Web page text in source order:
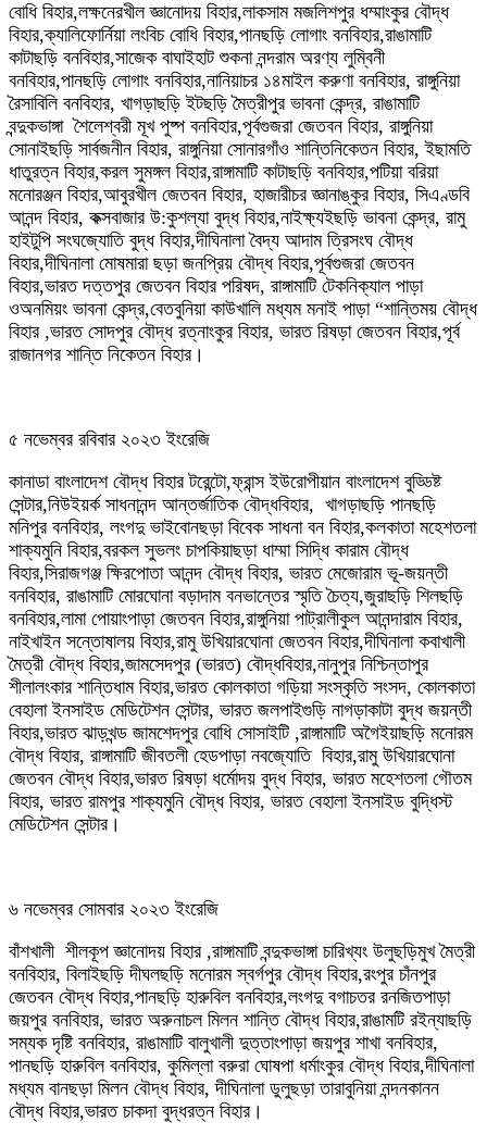
বোধি বিহার,লক্ষনেরখীল জ্ঞানোদয় বিহার,লাকসাম মজলিশপুর ধম্মাংকুর বৌদ্ধ
বিহার,ক্যালিফোর্নিয়া লংবিচ বোধি বিহার,পানছড়ি লোগাং বনবিহার,রাঙামাটি
কাটাছড়ি বনবিহার,সাজেক বাঘাইহাট শুকনা নন্দরাম অরণ্য লুম্বিনী
বনবিহার,পানছড়ি লোগাং বনবিহার,নানিয়াচর ১৪মাইল করুণা বনবিহার, রাঙ্গুনিয়া
রৈসাবিলি বনবিহার, খাগড়াছড়ি ইটছড়ি মৈত্রীপুর ভাবনা কেন্দ্র, রাঙামাটি
বন্দুকভাঙ্গা শৈলেশ্বরী মূখ পুষ্প বনবিহার,পূর্বগুজরা জেতবন বিহার, রাঙ্গুনিয়া
সোনাইছড়ি সার্বজনীন বিহার, রাঙ্গুনিয়া সোনারগাঁও শান্তিনিকেতন বিহার, ইছামতি
ধাতুরত্ন বিহার,করল সুমঙ্গল বিহার,রাঙ্গামাটি কাটাছড়ি বনবিহার,পটিয়া বরিয়া
মনোরঞ্জন বিহার,আবুরখীল জেতবন বিহার, হাজারীচর জ্ঞানাঙ্কুর বিহার, সিএণ্ডবি
আনন্দ বিহার, কক্সবাজার উ:কুশল্যা বুদ্ধ বিহার,নাইক্ষ্যইছড়ি ভাবনা কেন্দ্র, রামু
হাইটুপি সংঘজ্যোতি বুদ্ধ বিহার,দীঘিনালা বৈদ্য আদাম ত্রিসংঘ বৌদ্ধ
বিহার,দীঘিনালা মোষমারা ছড়া জনপ্রিয় বৌদ্ধ বিহার,পূর্বগুজরা জেতবন
বিহার,ভারত দত্তপুর জেতবন বিহার পরিষদ, রাঙ্গামাটি টেকনিক্যাল পাড়া
ওঅনমিয়ং ভাবনা কেন্দ্র,বেতবুনিয়া কাউখালি মধ্যম মনাই পাড়া “শান্তিময় বৌদ্ধ
বিহার ,ভারত সোদপুর বৌদ্ধ রত্নাংকুর বিহার, ভারত রিষড়া জেতবন বিহার,পূর্ব
রাজানগর শান্তি নিকেতন বিহার।
৫ নভেম্বর রবিবার ২০২৩ ইংরেজি
কানাডা বাংলাদেশ বৌদ্ধ বিহার টরেন্টো,ফ্রান্স ইউরোপীয়ান বাংলাদেশ বুড্ডিষ্ট
সেন্টার,নিউইয়র্ক সাধনানন্দ আন্তর্জাতিক বৌদ্ধবিহার, খাগড়াছড়ি পানছড়ি
মনিপুর বনবিহার, লংগদু ভাইবোনছড়া বিবেক সাধনা বন বিহার,কলকাতা মহেশতলা
শাক্যমুনি বিহার,বরকল সুভলং চাপকিয়াছড়া ধাম্মা সিদ্ধি কারাম বৌদ্ধ
বিহার,সিরাজগঞ্জ ক্ষিরপোতা আনন্দ বৌদ্ধ বিহার, ভারত মেজোরাম ভূ-জয়ন্তী
বনবিহার, রাঙামাটি মোরঘোনা বড়াদাম বনভান্তের স্মৃতি চৈত্য,জুরাছড়ি শিলছড়ি
বনবিহার,লামা পোয়াংপাড়া জেতবন বিহার,রাঙ্গুনিয়া পাট্রালীকুল আনন্দারাম বিহার,
নাইখাইন সন্তোষালয় বিহার,রামু উখিয়ারঘোনা জেতবন বিহার,দীঘিনালা কবাখালী
মৈত্রী বৌদ্ধ বিহার,জামসেদপুর (ভারত) বৌদ্ধবিহার,নানুপুর নিশ্চিন্তাপুর
শীলালংকার শান্তিধাম বিহার,ভারত কোলকাতা গড়িয়া সংস্কৃতি সংসদ, কোলকাতা
বেহালা ইনসাইড মেডিটেশন সেন্টার, ভারত জলপাইগুড়ি নাগড়াকাটা বুদ্ধ জয়ন্তী
বিহার,ভারত ঝাড়খন্ড জামশেদপুর বোধি সোসাইটি ,রাঙ্গামাটি অগৈইয়াছড়ি মনোরম
বৌদ্ধ বিহার, রাঙ্গামাটি জীবতলী হেডপাড়া নবজ্যোতি বিহার,রামু উখিয়ারঘোনা
জেতবন বৌদ্ধ বিহার,ভারত রিষড়া ধর্মোদয় বুদ্ধ বিহার, ভারত মহেশতলা গৌতম
বিহার, ভারত রামপুর শাক্যমুনি বৌদ্ধ বিহার, ভারত বেহালা ইনসাইড বুদ্ধিস্ট
মেডিটেশন সেন্টার।
৬ নভেম্বর সোমবার ২০২৩ ইংরেজি
বাঁশখালী শীলকূপ জ্ঞানোদয় বিহার ,রাঙ্গামাটি বন্দুকভাঙ্গা চারিখ্যং উলুছড়িমুখ মৈত্রী
বনবিহার, বিলাইছড়ি দীঘলছড়ি মনোরম স্বর্গপুর বৌদ্ধ বিহার,রংপুর চাঁনপুর
জেতবন বৌদ্ধ বিহার,পানছড়ি হারুবিল বনবিহার,লংগদু বগাচতর রনজিতপাড়া
জয়পুর বনবিহার, ভারত অরুনাচল মিলন শান্তি বৌদ্ধ বিহার,রাঙামটি রইন্যাছড়ি
সম্যক দৃষ্টি বনবিহার, রাঙামাটি বালুখালী দুত্তাংপাড়া জয়পুর শাখা বনবিহার,
পানছড়ি হারুবিল বনবিহার, কুমিল্লা বরুরা ঘোষপা ধর্মাংকুর বৌদ্ধ বিহার,দীঘিনালা
মধ্যম বানছড়া মিলন বৌদ্ধ বিহার, দীঘিনালা ডুলুছড়া তারাবুনিয়া নন্দনকানন
বৌদ্ধ বিহার,ভারত চাকদা বুদ্ধরত্ন বিহার।